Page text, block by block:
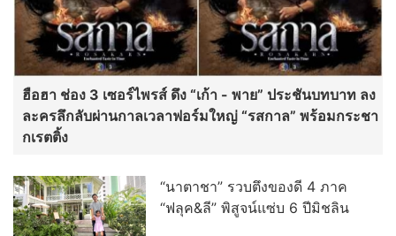
ฮือฮา ช่อง 3 เซอร์ไพรส์ ดึง “เก้า - พาย” ประชันบทบาท ลง
ละครลึกลับผ่านกาลเวลาฟอร์มใหญ่ “รสกาล” พร้อมกระชา
กเรตติ้ง
“นาตาชา” รวบตึงของดี 4 ภาค
“ฟลุค&ลี” พิสูจน์แซ่บ 6 ปีมิชลิน